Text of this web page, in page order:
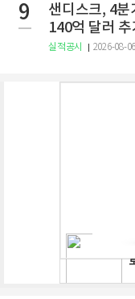
9
샌디스크, 4
140억 달러
실적공시 2026-08-06